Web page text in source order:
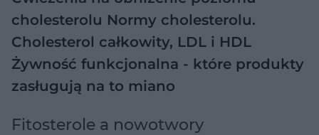
cholesterolu Normy cholesterolu.
Cholesterol całkowity, LDL i HDL
Żywność funkcjonalna - które produkty
zasługują na to miano
Fitosterole a nowotwory